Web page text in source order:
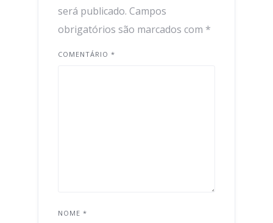
será publicado. Campos
obrigatórios são marcados com *
COMENTÁRIO *
NOME *